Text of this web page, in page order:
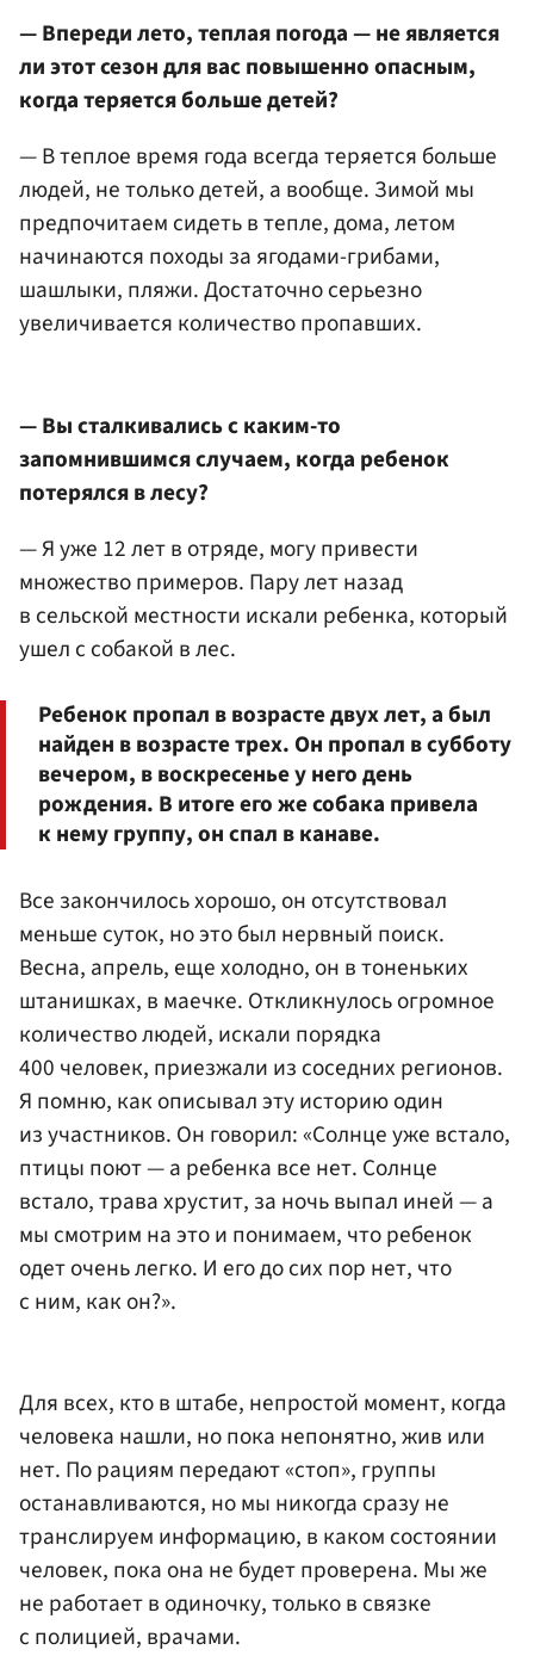
— Впереди лето, теплая погода — не является
ли этот сезон для вас повышенно опасным,
когда теряется больше детей?
— В теплое время года всегда теряется больше
людей, не только детей, а вообще. Зимой мы
предпочитаем сидеть в тепле, дома, летом
начинаются походы за ягодами-грибами,
шашлыки, пляжи. Достаточно серьезно
увеличивается количество пропавших.
— Вы сталкивались с каким-то
запомнившимся случаем, когда ребенок
потерялся в лесу?
— Я уже 12 лет в отряде, могу привести
множество примеров. Пару лет назад
в сельской местности искали ребенка, который
ушел с собакой в лес.
Ребенок пропал в возрасте двух лет, а был
найден в возрасте трех. Он пропал в субботу
вечером, в воскресенье у него день
рождения. В итоге его же собака привела
к нему группу, он спал в канаве.
Все закончилось хорошо, он отсутствовал
меньше суток, но это был нервный поиск.
Весна, апрель, еще холодно, он в тоненьких
штанишках, в маечке. Откликнулось огромное
количество людей, искали порядка
400 человек, приезжали из соседних регионов.
Я помню, как описывал эту историю один
из участников. Он говорил: «Солнце уже встало,
птицы поют — а ребенка все нет. Солнце
встало, трава хрустит, за ночь выпал иней — а
мы смотрим на это и понимаем, что ребенок
одет очень легко. И его до сих пор нет, что
с ним, как он?».
Для всех, кто в штабе, непростой момент, когда
человека нашли, но пока непонятно, жив или
нет. По рациям передают «стоп», группы
останавливаются, но мы никогда сразу не
транслируем информацию, в каком состоянии
человек, пока она не будет проверена. Мы же
не работает в одиночку, только в связке
с полицией, врачами.